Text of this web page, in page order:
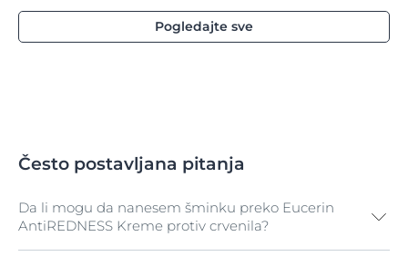
tako da zahvaljujući sistemu dvostrukog ventila svede
mogućnost zagađenja na minimum.
Pogledajte sve
Često postavljana pitanja
Da li mogu da nanesem šminku preko Eucerin
AntiREDNESS Kreme protiv crvenila?